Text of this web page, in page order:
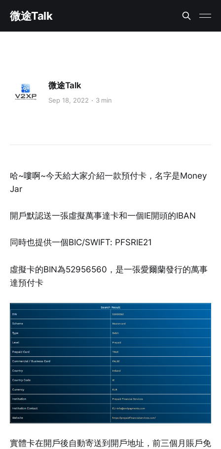
微途Talk
微途Talk
Sep 18, 2022 3 min
哈~嘍啊~今天給大家介紹一款預付卡，名字是Money
Jar
開戶默認送一張虛擬萬事達卡和一個IE開頭的IBAN
同時也提供一個BIC/SWIFT: PFSRIE21
虛擬卡的BIN為52956560，是一張愛爾蘭發行的萬事
達預付卡
實體卡在開戶後自動寄送到開戶地址，前三個月賬戶免